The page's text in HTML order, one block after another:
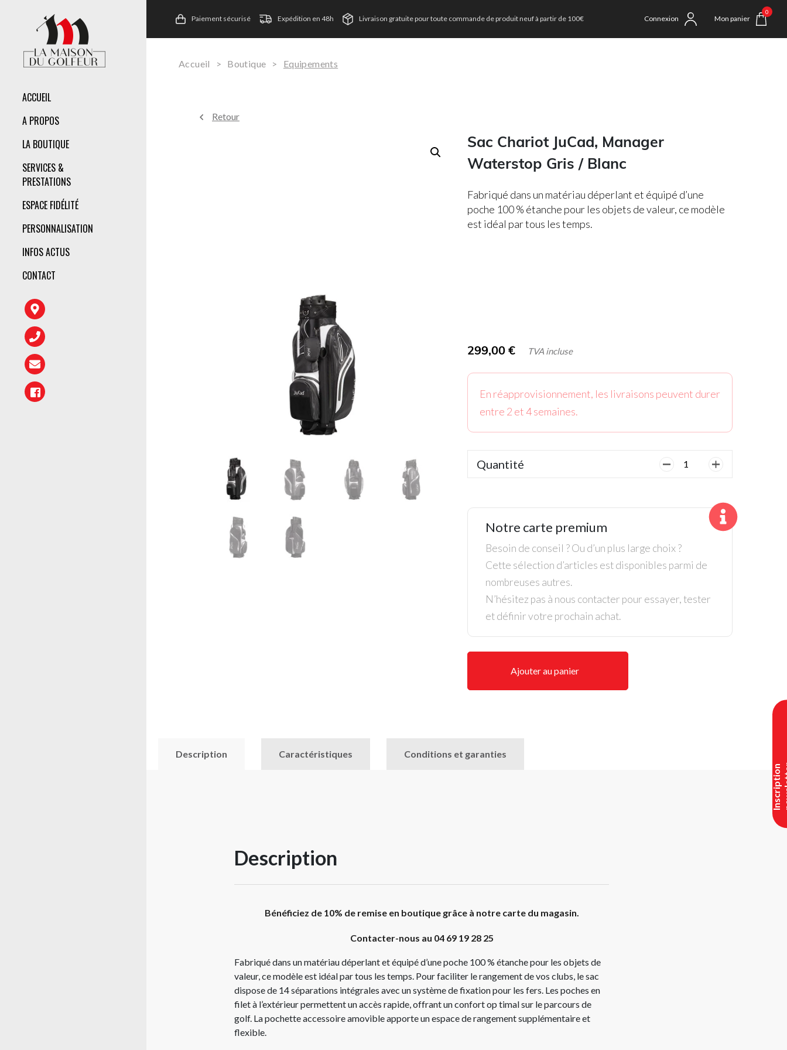
ACCUEIL
A PROPOS
LA BOUTIQUE
SERVICES &
PRESTATIONS
ESPACE FIDÉLITÉ
PERSONNALISATION
INFOS ACTUS
CONTACT
I
n
s
c
r
i
p
t
i
o
n
n
e
w
s
l
e
t
t
e
Paiement sécurisé Expédition en 48h Livraison gratuite pour toute commande de produit neuf à partir de 100€ Connexion Mon panier
0
Accueil > Boutique > Equipements
Retour
Sac Chariot JuCad, Manager
Waterstop Gris / Blanc
Fabriqué dans un matériau déperlant et équipé d’une
poche 100 % étanche pour les objets de valeur, ce modèle
est idéal par tous les temps.
299,00€ TVA incluse
En réapprovisionnement, les livraisons peuvent durer
entre 2 et 4 semaines.
Quantité
quantité
Chariot
Waterstop
Gris
Notre carte premium
Besoin de conseil ? Ou d’un plus large choix ?
Cette sélection d’articles est disponibles parmi de
nombreuses autres.
N’hésitez pas à nous contacter pour essayer, tester
et définir votre prochain achat.
Ajouter au panier
Description Caractéristiques Conditions et garanties
Description
Bénéficiez de 10% de remise en boutique grâce à notre carte du magasin.
Contacter-nous au 04 69 19 28 25
Fabriqué dans un matériau déperlant et équipé d’une poche 100 % étanche pour les objets de
valeur, ce modèle est idéal par tous les temps. Pour faciliter le rangement de vos clubs, le sac
dispose de 14 séparations intégrales avec un système de fixation pour les fers. Les poches en
filet à l’extérieur permettent un accès rapide, offrant un confort op timal sur le parcours de
golf. La pochette accessoire amovible apporte un espace de rangement supplémentaire et
flexible.